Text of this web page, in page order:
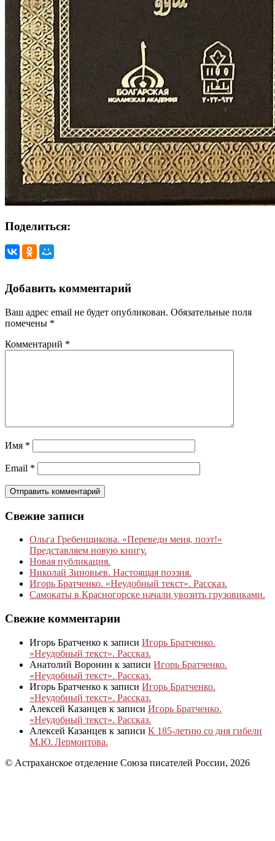
Поделиться:
Добавить комментарий
Ваш адрес email не будет опубликован. Обязательные поля
помечены *
Комментарий *
Имя *
Email *
Свежие записи
Ольга Гребенщикова. «Переведи меня, поэт!»
Представляем новую книгу.
Новая публикация.
Николай Зиновьев. Настоящая поэзия.
Игорь Братченко. «Неудобный текст». Рассказ.
Самокаты в Красногорске начали увозить грузовиками.
Свежие комментарии
Игорь Братченко к записи Игорь Братченко.
«Неудобный текст». Рассказ.
Анатолий Воронин к записи Игорь Братченко.
«Неудобный текст». Рассказ.
Игорь Братченко к записи Игорь Братченко.
«Неудобный текст». Рассказ.
Алексей Казанцев к записи Игорь Братченко.
«Неудобный текст». Рассказ.
Алексей Казанцев к записи К 185‑летию со дня гибели
М.Ю. Лермонтова.
© Астраханское отделение Союза писателей России, 2026